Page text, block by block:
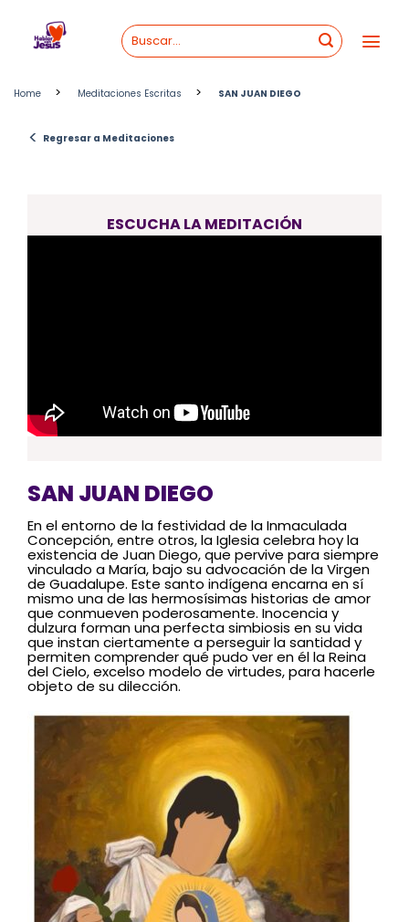
content
Home > Meditaciones Escritas > SAN JUAN DIEGO
< Regresar a Meditaciones
ESCUCHA LA MEDITACIÓN
SAN JUAN DIEGO
En el entorno de la festividad de la Inmaculada
Concepción, entre otros, la Iglesia celebra hoy la
existencia de Juan Diego, que pervive para siempre
vinculado a María, bajo su advocación de la Virgen
de Guadalupe. Este santo indígena encarna en sí
mismo una de las hermosísimas historias de amor
que conmueven poderosamente. Inocencia y
dulzura forman una perfecta simbiosis en su vida
que instan ciertamente a perseguir la santidad y
permiten comprender qué pudo ver en él la Reina
del Cielo, excelso modelo de virtudes, para hacerle
objeto de su dilección.